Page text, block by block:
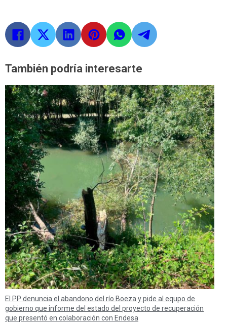
También podría interesarte
El PP denuncia el abandono del río Boeza y pide al equpo de
gobierno que informe del estado del proyecto de recuperación
que presentó en colaboración con Endesa